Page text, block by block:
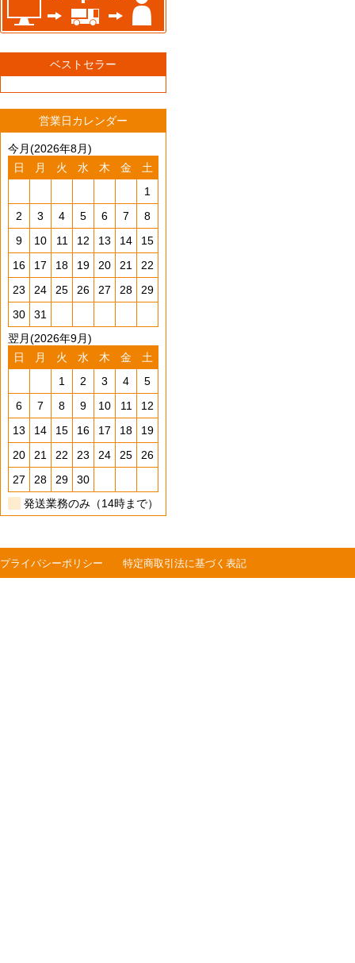
ベストセラー
営業日カレンダー
今月(2026年8月)
日
月 火 水 木 金
土
1
2
3 4 5 6 7
8
9
10 11 12 13 14
15
16
17 18 19 20 21
22
23
24 25 26 27 28
29
30
31
翌月(2026年9月)
日
月 火 水 木 金
土
1
2 3 4
5
6
7 8 9 10 11
12
13
14 15 16 17 18
19
20
21 22 23 24 25
26
27
28 29
30
発送業務のみ（14時まで）
プライバシーポリシー 特定商取引法に基づく表記